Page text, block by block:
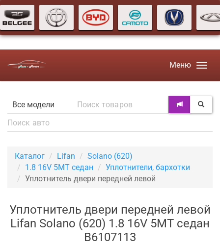
Меню
Каталог Lifan
Solano (620)
1.8 16V 5МТ седан
Уплотнители, бархотки
Уплотнитель двери передней левой
Уплотнитель двери передней левой
Lifan Solano (620) 1.8 16V 5МТ седан
B6107113